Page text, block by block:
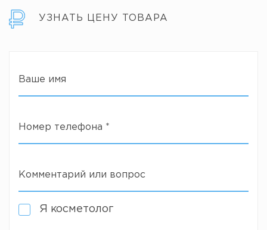
УЗНАТЬ ЦЕНУ ТОВАРА
Ваше имя
Номер телефона *
Комментарий или вопрос
Я косметолог